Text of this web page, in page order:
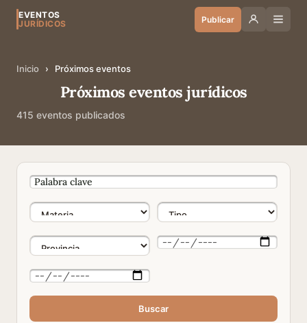
EVENTOS
JURÍDICOS
Publicar
Inicio › Próximos eventos
Próximos eventos jurídicos
415 eventos publicados
Buscar